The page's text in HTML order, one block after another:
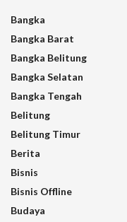
Bangka
Bangka Barat
Bangka Belitung
Bangka Selatan
Bangka Tengah
Belitung
Belitung Timur
Berita
Bisnis
Bisnis Offline
Budaya